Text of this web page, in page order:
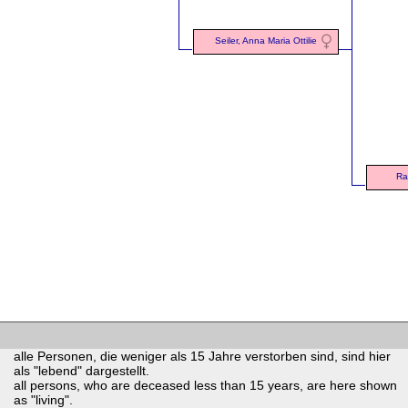
Seiler, Anna Maria Ottilie
alle Personen, die weniger als 15 Jahre verstorben sind, sind hier
als "lebend" dargestellt.
all persons, who are deceased less than 15 years, are here shown
as "living".